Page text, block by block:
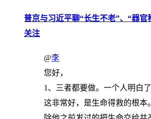
普京与习近平聊“长生不老”、“器
关注
@李
您好，
1、三者都要做。一个人明白
这非常好，是生命得救的根本